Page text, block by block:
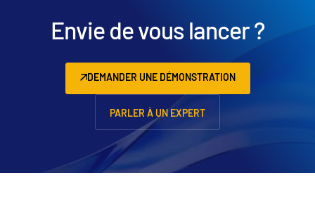
Envie de vous lancer ?
PARLER À UN EXPERT
DEMANDER UNE DÉMONSTRATION